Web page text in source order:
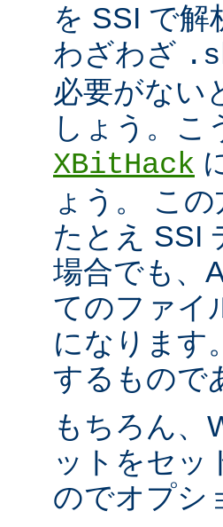
を SSI で
わざわざ
必要がない
しょう。こ
XBitHack
ょう。 こ
たとえ SSI
場合でも、
てのファイ
になります
するもので
もちろん、
ットをセッ
のでオプシ